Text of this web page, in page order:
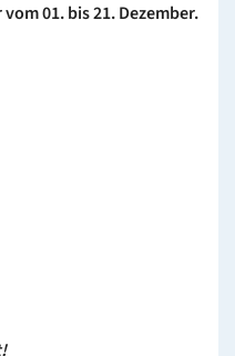
01. bis 21. Dezember.